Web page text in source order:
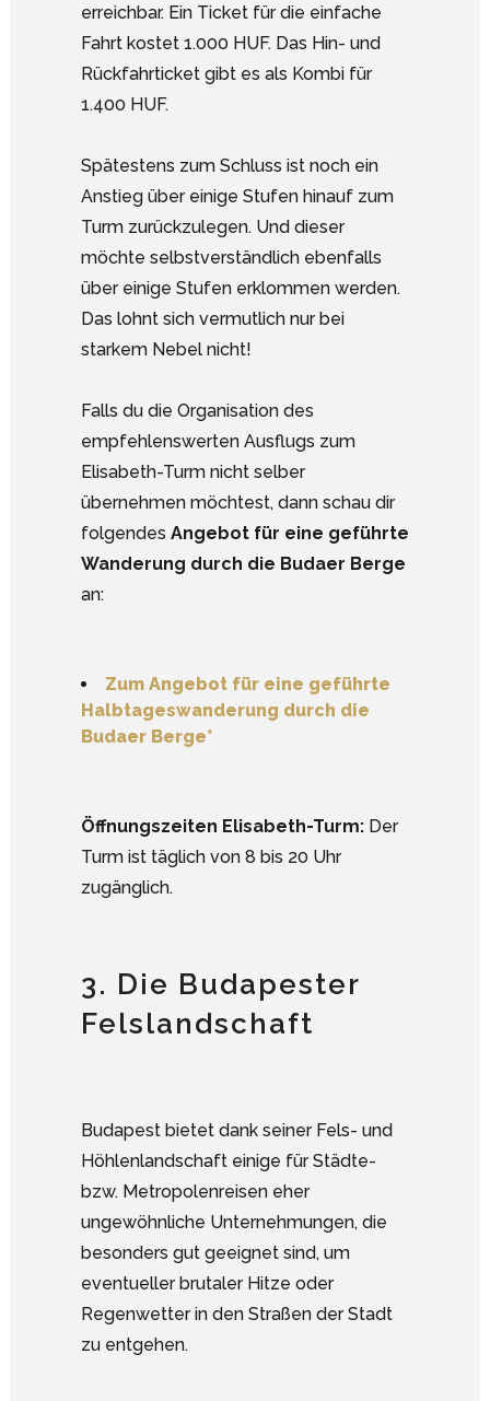
erreichbar. Ein Ticket für die einfache
Fahrt kostet 1.000 HUF. Das Hin- und
Rückfahrticket gibt es als Kombi für
1.400 HUF.
Spätestens zum Schluss ist noch ein
Anstieg über einige Stufen hinauf zum
Turm zurückzulegen. Und dieser
möchte selbstverständlich ebenfalls
über einige Stufen erklommen werden.
Das lohnt sich vermutlich nur bei
starkem Nebel nicht!
Falls du die Organisation des
empfehlenswerten Ausflugs zum
Elisabeth-Turm nicht selber
übernehmen möchtest, dann schau dir
folgendes Angebot für eine geführte
Wanderung durch die Budaer Berge
an:
Zum Angebot für eine geführte
Halbtageswanderung durch die
Budaer Berge*
Öffnungszeiten Elisabeth-Turm: Der
Turm ist täglich von 8 bis 20 Uhr
zugänglich.
3. Die Budapester
Felslandschaft
Budapest bietet dank seiner Fels- und
Höhlenlandschaft einige für Städte-
bzw. Metropolenreisen eher
ungewöhnliche Unternehmungen, die
besonders gut geeignet sind, um
eventueller brutaler Hitze oder
Regenwetter in den Straßen der Stadt
zu entgehen.